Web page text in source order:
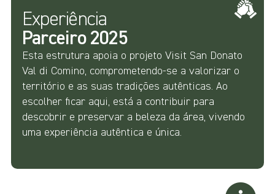
Experiência
Parceiro 2025
Esta estrutura apoia o projeto Visit San Donato
Val di Comino, comprometendo-se a valorizar o
território e as suas tradições autênticas. Ao
escolher ficar aqui, está a contribuir para
descobrir e preservar a beleza da área, vivendo
uma experiência autêntica e única.